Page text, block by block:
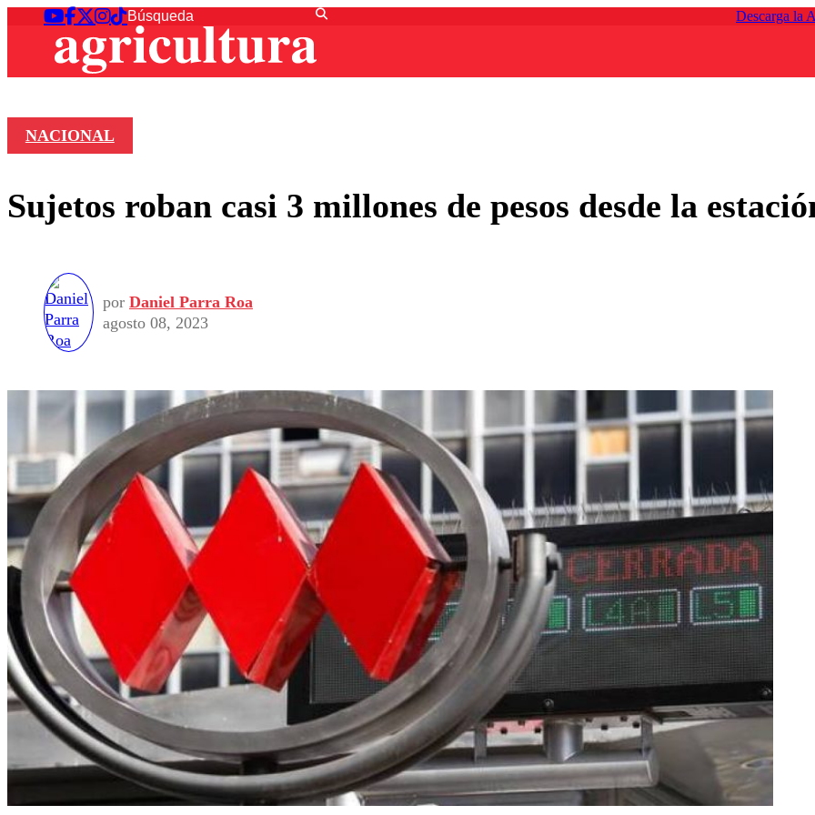
Descarga la
NACIONAL
Sujetos roban casi 3 millones de pesos desde la
por Daniel Parra Roa
agosto 08, 2023